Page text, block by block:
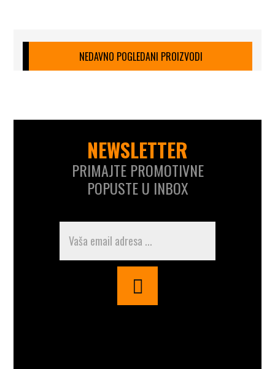
NEDAVNO POGLEDANI PROIZVODI
NEWSLETTER
PRIMAJTE PROMOTIVNE
POPUSTE U INBOX